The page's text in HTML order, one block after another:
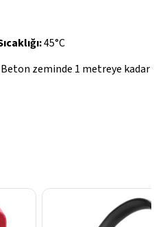
45°C
Beton zeminde 1 metreye kadar